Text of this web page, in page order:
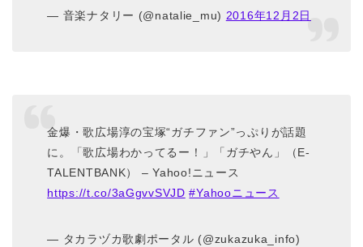
— 音楽ナタリー (@natalie_mu) 2016年12月2日
金爆・歌広場淳の宝塚“ガチファン”っぷりが話題
に。「歌広場わかってるー！」「ガチやん」（E-
TALENTBANK） – Yahoo!ニュース
https://t.co/3aGgvvSVJD #Yahooニュース
— タカラヅカ歌劇ポータル (@zukazuka_info)